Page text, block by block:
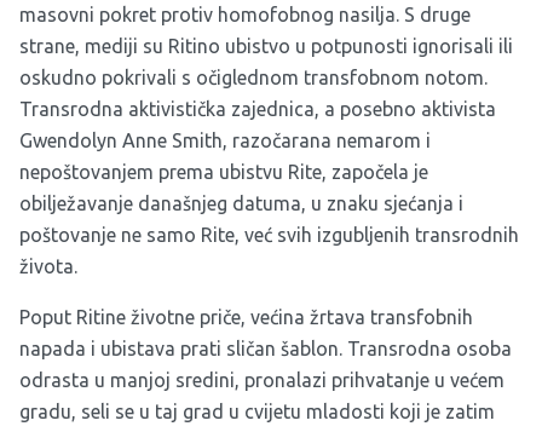
masovni pokret protiv homofobnog nasilja. S druge
strane, mediji su Ritino ubistvo u potpunosti ignorisali ili
oskudno pokrivali s očiglednom transfobnom notom.
Transrodna aktivistička zajednica, a posebno aktivista
Gwendolyn Anne Smith, razočarana nemarom i
nepoštovanjem prema ubistvu Rite, započela je
obilježavanje današnjeg datuma, u znaku sjećanja i
poštovanje ne samo Rite, već svih izgubljenih transrodnih
života.
Poput Ritine životne priče, većina žrtava transfobnih
napada i ubistava prati sličan šablon. Transrodna osoba
odrasta u manjoj sredini, pronalazi prihvatanje u većem
gradu, seli se u taj grad u cvijetu mladosti koji je zatim